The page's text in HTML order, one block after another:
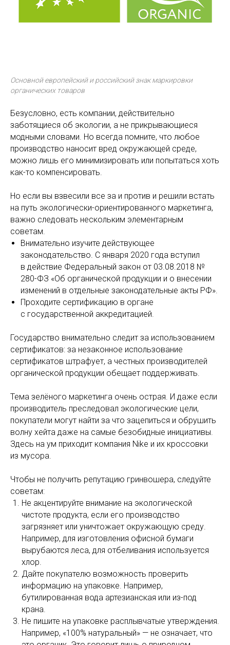
Основной европейский и российский знак маркировки
органических товаров
Безусловно, есть компании, действительно
заботящиеся об экологии, а не прикрывающиеся
модными словами. Но всегда помните, что любое
производство наносит вред окружающей среде,
можно лишь его минимизировать или попытаться хоть
как-то компенсировать.
Но если вы взвесили все за и против и решили встать
на путь экологически-ориентированного маркетинга,
важно следовать нескольким элементарным
советам.
Внимательно изучите действующее
законодательство. С января 2020 года вступил
в действие Федеральный закон от 03.08.2018 №
280-ФЗ «Об органической продукции и о внесении
изменений в отдельные законодательные акты РФ».
Проходите сертификацию в органе
с государственной аккредитацией.
Государство внимательно следит за использованием
сертификатов: за незаконное использование
сертификатов штрафует, а честных производителей
органической продукции обещает поддерживать.
Тема зелёного маркетинга очень острая. И даже если
производитель преследовал экологические цели,
покупатели могут найти за что зацепиться и обрушить
волну хейта даже на самые безобидные инициативы.
Здесь на ум приходит компания Nike и их кроссовки
из мусора.
Чтобы не получить репутацию гринвошера, следуйте
советам:
Не акцентируйте внимание на экологической
чистоте продукта, если его производство
загрязняет или уничтожает окружающую среду.
Например, для изготовления офисной бумаги
вырубаются леса, для отбеливания используется
хлор.
Дайте покупателю возможность проверить
информацию на упаковке. Например,
бутилированная вода артезианская или из-под
крана.
Не пишите на упаковке расплывчатые утверждения.
Например, «100% натуральный» — не означает, что